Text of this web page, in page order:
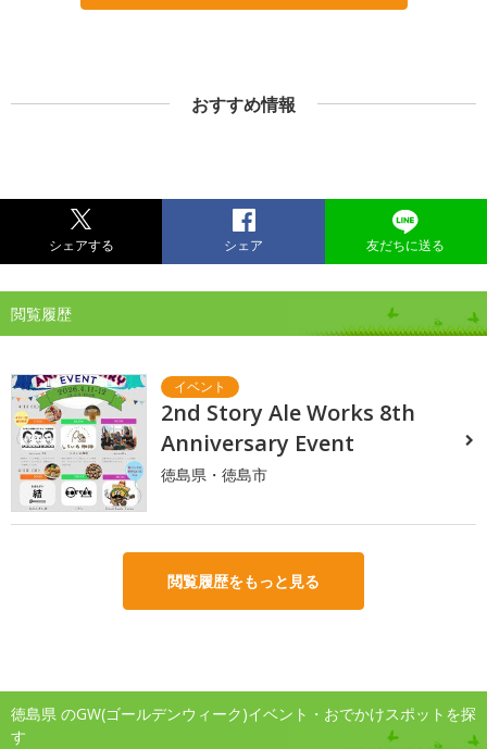
おすすめ情報
シェアする シェア 友だちに送る
閲覧履歴
2nd Story Ale Works 8th
Anniversary Event
徳島県・徳島市
閲覧履歴をもっと見る
徳島県 のGW(ゴールデンウィーク)イベント・おでかけスポットを探
す